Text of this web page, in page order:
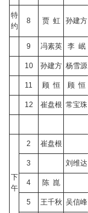
特
约
8 贾 虹 孙建方
9 冯素英 李 岷
10 孙建方 杨雪源
11 顾 恒 顾 恒
12 崔盘根 常宝珠
下
午
2 崔盘根
3 刘维达
4 陈 崑
5 王千秋 吴信峰